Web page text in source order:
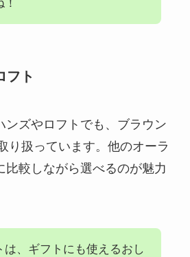
フト
ンズやロフトでも、ブラウン
り扱っています。他のオーラ
比較しながら選べるのが魅力
は、ギフトにも使えるおし